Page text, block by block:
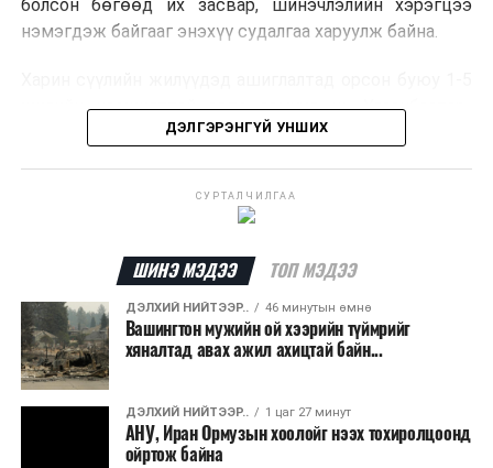
болсон бөгөөд их засвар, шинэчлэлийн хэрэгцээ
нэмэгдэж байгааг энэхүү судалгаа харуулж байна.
жилийн насжилттай авто замууд нь Улаанбаатар-
Дархан-Сүхбаатар, Улаанбаатар-Мандалговь-
холбосон чиглэлүүдэд төвлөрчээ.
Авто замын насжилтыг тогтмол үнэлж, их засвар,
ээлжит засвар арчлалтын ажлыг шинжлэх ухааны
үндэслэлтэй төлөвлөх нь замын хөдөлгөөний
аюулгүй байдлыг хангах, ашиглалтын хугацааг
уртасгах, төсвийн хөрөнгө оруулалтыг оновчтой
төлөвлөхөд чухал ач холбогдолтойг албаныхан хэлж
гэж Зам, тээврийн яамнаас мэдээллээ.
ДЭЛГЭРЭНГҮЙ УНШИХ
СУРТАЛЧИЛГАА
ШИНЭ МЭДЭЭ ТОП МЭДЭЭ
ДЭЛХИЙ НИЙТЭЭР.. 46 минутын өмнө
Вашингтон мужийн ой хээрийн түймрийг
хяналтад авах ажил ахицтай байн...
ДЭЛХИЙ НИЙТЭЭР.. 1 цаг 27 минут
АНУ, Иран Ормузын хоолойг нээх тохиролцоонд
ойртож байна